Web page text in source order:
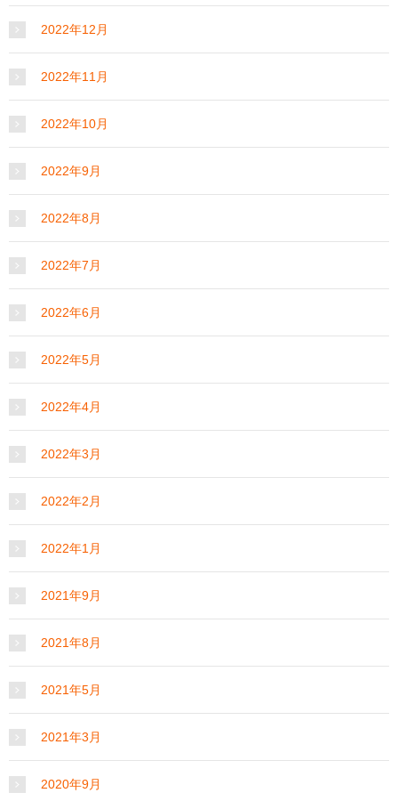
2022年12月
2022年11月
2022年10月
2022年9月
2022年8月
2022年7月
2022年6月
2022年5月
2022年4月
2022年3月
2022年2月
2022年1月
2021年9月
2021年8月
2021年5月
2021年3月
2020年9月